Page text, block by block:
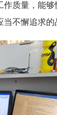
质量，能
不懈追求的